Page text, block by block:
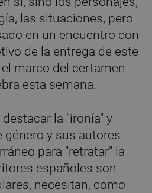
las situaciones, pero
en un encuentro con
de la entrega de este
marco del certamen
esta semana.
la "ironía" y
género y sus autores
para "retratar" la
españoles son
necesitan, como